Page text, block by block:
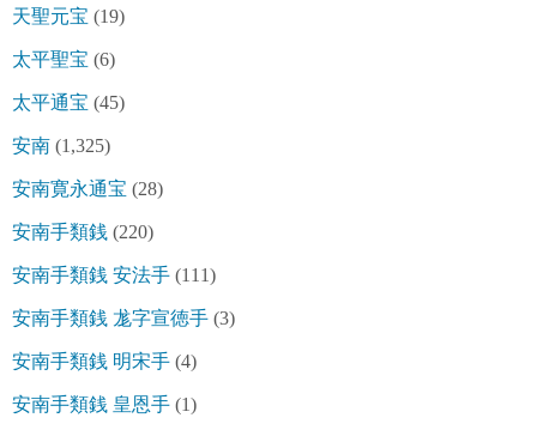
天聖元宝 (19)
太平聖宝 (6)
太平通宝 (45)
安南 (1,325)
安南寛永通宝 (28)
安南手類銭 (220)
安南手類銭 安法手 (111)
安南手類銭 尨字宣徳手 (3)
安南手類銭 明宋手 (4)
安南手類銭 皇恩手 (1)